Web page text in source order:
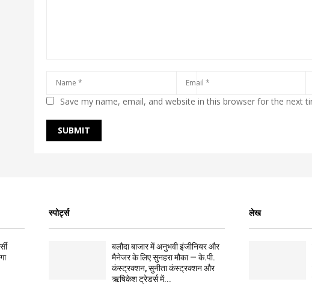
Save my name, email, and website in this browser for the next
स्पोर्ट्स
बलौदा बाजार में अनुभवी इंजीनियर और
मैनेजर के लिए सुनहरा मौका — के.पी.
कंस्ट्रक्शन, सुनीता कंस्ट्रक्शन और
ऋषिकेश ट्रेडर्स में...
लेख